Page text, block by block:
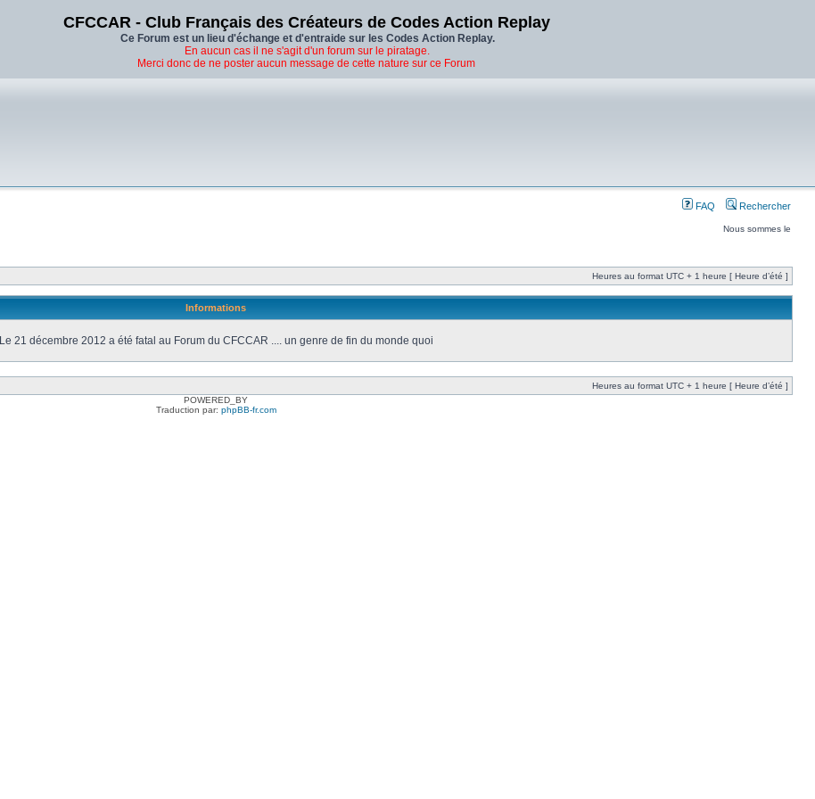
CFCCAR - Club Français des Créateurs de Codes Action Replay
Ce Forum est un lieu d'échange et d'entraide sur les Codes Action Replay.
En aucun cas il ne s'agit d'un forum sur le piratage.
Merci donc de ne poster aucun message de cette nature sur ce Forum
FAQ Rechercher
Nous sommes le
Heures au format UTC + 1 heure [ Heure d’été ]
Informations
Le 21 décembre 2012 a été fatal au Forum du CFCCAR .... un genre de fin du monde quoi
Heures au format UTC + 1 heure [ Heure d’été ]
POWERED_BY
Traduction par: phpBB-fr.com